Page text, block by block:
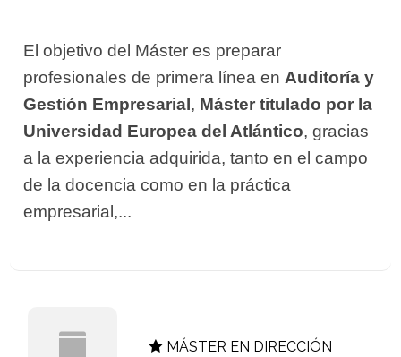
El objetivo del Máster es preparar
profesionales de primera línea enAuditoría y
Gestión Empresarial , Máster titulado por la
Universidad Europea del Atlántico, gracias
a la experiencia adquirida, tanto en el campo
de la docencia como en la práctica
empresarial,...
MÁSTER EN DIRECCIÓN